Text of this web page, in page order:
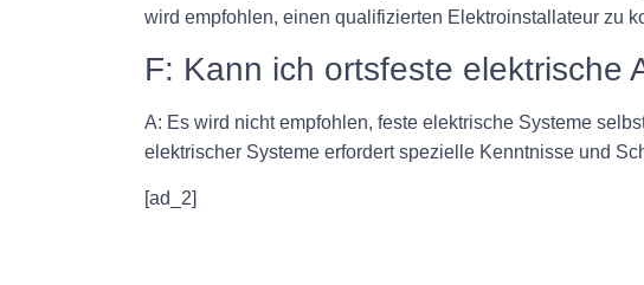
wird empfohlen, einen qualifizierten Elektroinstallateur zu
F: Kann ich ortsfeste elektrische
A: Es wird nicht empfohlen, feste elektrische Systeme
elektrischer Systeme erfordert spezielle Kenntnisse und
[ad_2]